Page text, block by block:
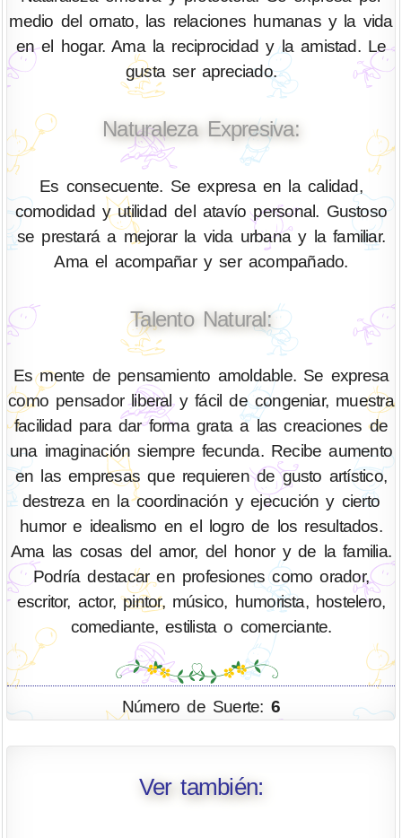
medio del ornato, las relaciones humanas y la vida
en el hogar. Ama la reciprocidad y la amistad. Le
gusta ser apreciado.
Naturaleza Expresiva:
Es consecuente. Se expresa en la calidad,
comodidad y utilidad del atavío personal. Gustoso
se prestará a mejorar la vida urbana y la familiar.
Ama el acompañar y ser acompañado.
Talento Natural:
Es mente de pensamiento amoldable. Se expresa
como pensador liberal y fácil de congeniar, muestra
facilidad para dar forma grata a las creaciones de
una imaginación siempre fecunda. Recibe aumento
en las empresas que requieren de gusto artístico,
destreza en la coordinación y ejecución y cierto
humor e idealismo en el logro de los resultados.
Ama las cosas del amor, del honor y de la familia.
Podría destacar en profesiones como orador,
escritor, actor, pintor, músico, humorista, hostelero,
comediante, estilista o comerciante.
Número de Suerte: 6
Ver también: